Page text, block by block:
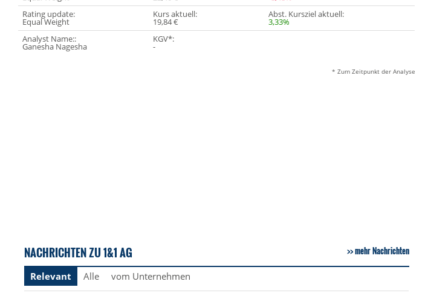
Rating update:
Equal Weight
Kurs aktuell:
19,84 €
Abst. Kursziel aktuell:
3,33%
Analyst Name::
Ganesha Nagesha
KGV*:
-
* Zum Zeitpunkt der Analyse
NACHRICHTEN ZU 1&1 AG mehr Nachrichten
Relevant Alle vom Unternehmen